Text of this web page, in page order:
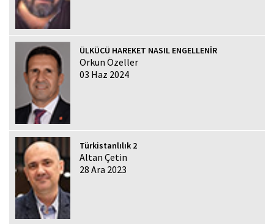
ÜLKÜCÜ HAREKET NASIL ENGELLENİR
Orkun Özeller
03 Haz 2024
Türkistanlılık 2
Altan Çetin
28 Ara 2023